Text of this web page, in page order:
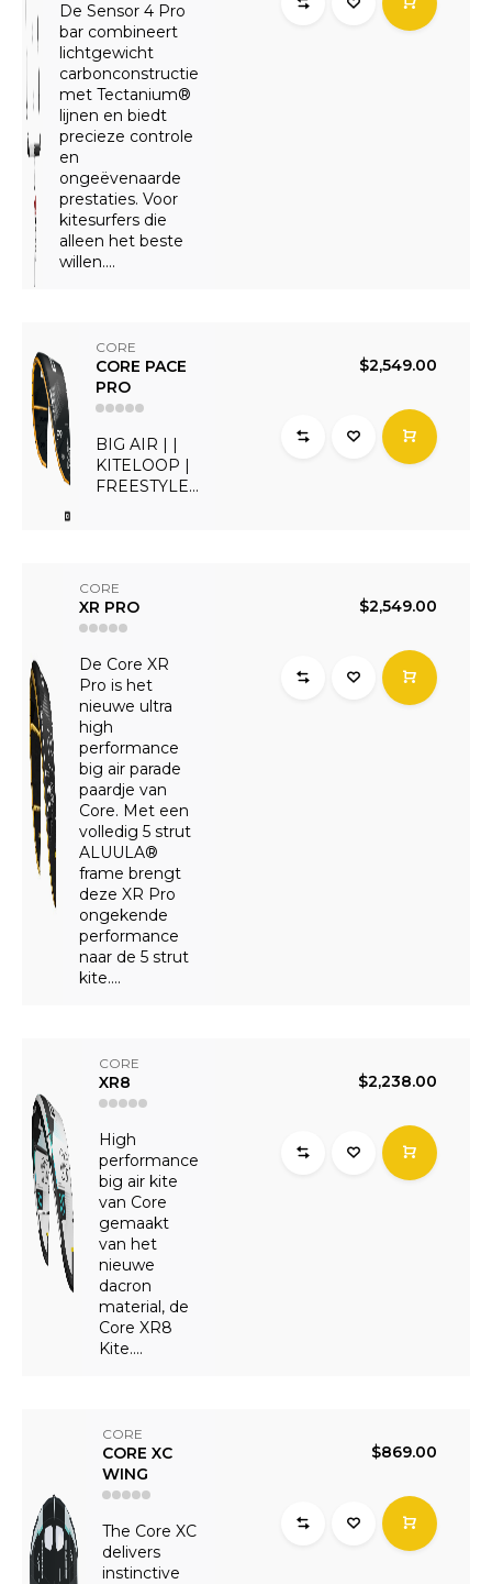
De Sensor 4 Pro
bar combineert
lichtgewicht
carbonconstructie
met Tectanium®
lijnen en biedt
precieze controle
en
ongeëvenaarde
prestaties. Voor
kitesurfers die
alleen het beste
willen....
CORE
CORE PACE
PRO
BIG AIR | |
KITELOOP |
FREESTYLE...
$2,549.00
CORE
XR PRO
De Core XR
Pro is het
nieuwe ultra
high
performance
big air parade
paardje van
Core. Met een
volledig 5 strut
ALUULA®
frame brengt
deze XR Pro
ongekende
performance
naar de 5 strut
kite....
$2,549.00
CORE
XR8
High
performance
big air kite
van Core
gemaakt
van het
nieuwe
dacron
material, de
Core XR8
Kite....
$2,238.00
CORE
CORE XC
WING
The Core XC
delivers
instinctive
$869.00